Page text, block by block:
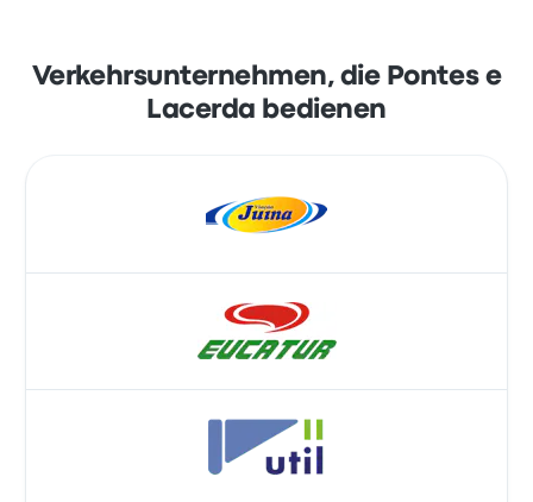
Verkehrsunternehmen, die Pontes e
Lacerda bedienen